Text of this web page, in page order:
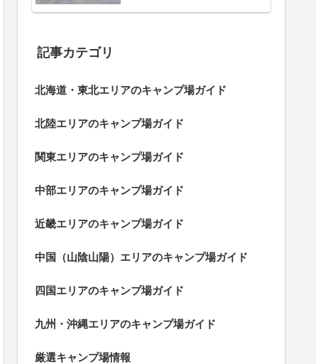
記事カテゴリ
北海道・東北エリアのキャンプ場ガイド
北陸エリアのキャンプ場ガイド
関東エリアのキャンプ場ガイド
中部エリアのキャンプ場ガイド
近畿エリアのキャンプ場ガイド
中国（山陰山陽）エリアのキャンプ場ガイド
四国エリアのキャンプ場ガイド
九州・沖縄エリアのキャンプ場ガイド
厳選キャンプ場情報